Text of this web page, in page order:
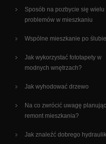
Sposób na pozbycie się wielu
problemów w mieszkaniu
Wspólne mieszkanie po ślubie
Jak wykorzystać fototapety w
modnych wnętrzach?
Jak wyhodować drzewo
Na co zwrócić uwagę planując
remont mieszkania?
Jak znaleźć dobrego